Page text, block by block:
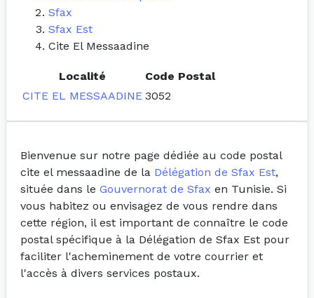
Sfax
Sfax Est
Cite El Messaadine
Localité
Code Postal
CITE EL MESSAADINE 3052
Bienvenue sur notre page dédiée au code postal
cite el messaadine de la Délégation de Sfax Est,
située dans le Gouvernorat de Sfax en Tunisie. Si
vous habitez ou envisagez de vous rendre dans
cette région, il est important de connaître le code
postal spécifique à la Délégation de Sfax Est pour
faciliter l'acheminement de votre courrier et
l'accès à divers services postaux.